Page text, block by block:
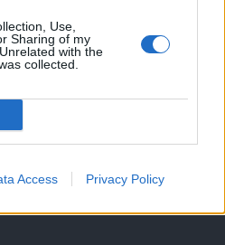
Use,
Sharing of my
with the
collected.
Access Privacy Policy